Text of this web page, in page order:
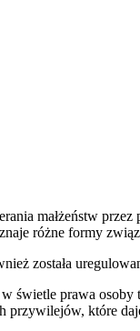
małżeństw
różne formy
została
prawa
przywilejów, które